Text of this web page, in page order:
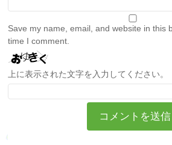
Save my name, email, and website in this
time I comment.
上に表示された文字を入力してください。